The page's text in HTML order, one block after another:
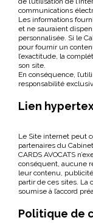
communications
Les informations
et ne sauraient
personnalisée. Si le
pour fournir un
l’exactitude, la
son site.
En conséquence,
responsabilité
Lien
Le Site internet peut
partenaires du
CARDS AVOCATS
conséquent, aucune
leur contenu,
partir de ces sites. La
soumise à l’accord
Politique de